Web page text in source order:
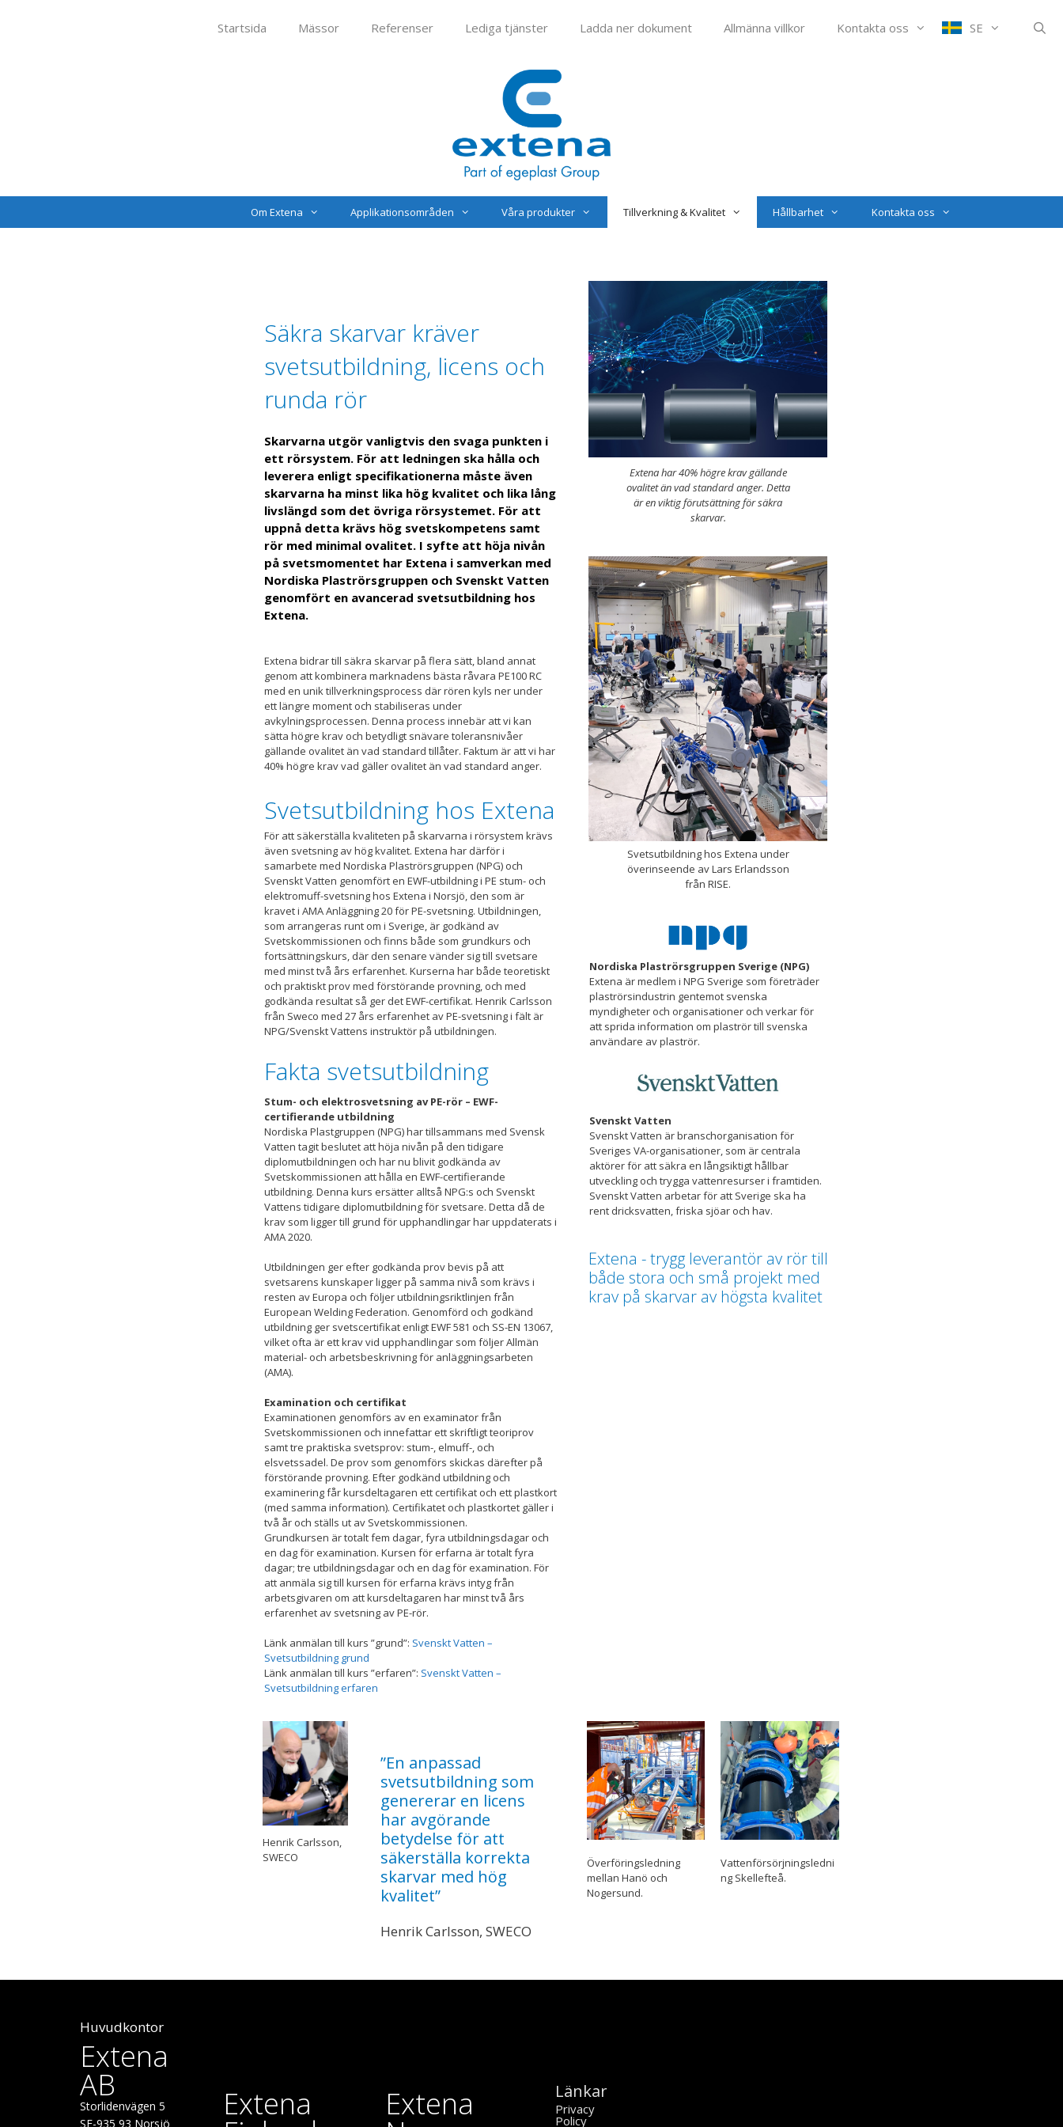
Startsida Mässor Referenser Lediga tjänster Ladda ner dokument Allmänna villkor Kontakta oss SE
Om Extena Applikationsområden Våra produkter Tillverkning & Kvalitet Hållbarhet Kontakta oss
Säkra skarvar kräver
svetsutbildning, licens och
runda rör
Skarvarna utgör vanligtvis den svaga punkten i
ett rörsystem. För att ledningen ska hålla och
leverera enligt specifikationerna måste även
skarvarna ha minst lika hög kvalitet och lika lång
livslängd som det övriga rörsystemet. För att
uppnå detta krävs hög svetskompetens samt
rör med minimal ovalitet. I syfte att höja nivån
på svetsmomentet har Extena i samverkan med
Nordiska Plaströrsgruppen och Svenskt Vatten
genomfört en avancerad svetsutbildning hos
Extena.
Extena bidrar till säkra skarvar på flera sätt, bland annat
genom att kombinera marknadens bästa råvara PE100 RC
med en unik tillverkningsprocess där rören kyls ner under
ett längre moment och stabiliseras under
avkylningsprocessen. Denna process innebär att vi kan
sätta högre krav och betydligt snävare toleransnivåer
gällande ovalitet än vad standard tillåter. Faktum är att vi har
40% högre krav vad gäller ovalitet än vad standard anger.
Svetsutbildning hos Extena
För att säkerställa kvaliteten på skarvarna i rörsystem krävs
även svetsning av hög kvalitet. Extena har därför i
samarbete med Nordiska Plaströrsgruppen (NPG) och
Svenskt Vatten genomfört en EWF-utbildning i PE stum- och
elektromuff-svetsning hos Extena i Norsjö, den som är
kravet i AMA Anläggning 20 för PE-svetsning. Utbildningen,
som arrangeras runt om i Sverige, är godkänd av
Svetskommissionen och finns både som grundkurs och
fortsättningskurs, där den senare vänder sig till svetsare
med minst två års erfarenhet. Kurserna har både teoretiskt
och praktiskt prov med förstörande provning, och med
godkända resultat så ger det EWF-certifikat. Henrik Carlsson
från Sweco med 27 års erfarenhet av PE-svetsning i fält är
NPG/Svenskt Vattens instruktör på utbildningen.
Fakta svetsutbildning
Stum- och elektrosvetsning av PE-rör – EWF-
certifierande utbildning
Nordiska Plastgruppen (NPG) har tillsammans med Svensk
Vatten tagit beslutet att höja nivån på den tidigare
diplomutbildningen och har nu blivit godkända av
Svetskommissionen att hålla en EWF-certifierande
utbildning. Denna kurs ersätter alltså NPG:s och Svenskt
Vattens tidigare diplomutbildning för svetsare. Detta då de
krav som ligger till grund för upphandlingar har uppdaterats i
AMA 2020.
Utbildningen ger efter godkända prov bevis på att
svetsarens kunskaper ligger på samma nivå som krävs i
resten av Europa och följer utbildningsriktlinjen från
European Welding Federation. Genomförd och godkänd
utbildning ger svetscertifikat enligt EWF 581 och SS-EN 13067,
vilket ofta är ett krav vid upphandlingar som följer Allmän
material- och arbetsbeskrivning för anläggningsarbeten
(AMA).
Examination och certifikat
Examinationen genomförs av en examinator från
Svetskommissionen och innefattar ett skriftligt teoriprov
samt tre praktiska svetsprov: stum-, elmuff-, och
elsvetssadel. De prov som genomförs skickas därefter på
förstörande provning. Efter godkänd utbildning och
examinering får kursdeltagaren ett certifikat och ett plastkort
(med samma information). Certifikatet och plastkortet gäller i
två år och ställs ut av Svetskommissionen.
Grundkursen är totalt fem dagar, fyra utbildningsdagar och
en dag för examination. Kursen för erfarna är totalt fyra
dagar; tre utbildningsdagar och en dag för examination. För
att anmäla sig till kursen för erfarna krävs intyg från
arbetsgivaren om att kursdeltagaren har minst två års
erfarenhet av svetsning av PE-rör.
Länk anmälan till kurs ”grund”: Svenskt Vatten –
Svetsutbildning grund
Länk anmälan till kurs ”erfaren”: Svenskt Vatten –
Svetsutbildning erfaren
Extena har 40% högre krav gällande
ovalitet än vad standard anger. Detta
är en viktig förutsättning för säkra
skarvar.
Svetsutbildning hos Extena under
överinseende av Lars Erlandsson
från RISE.
Nordiska Plaströrsgruppen Sverige (NPG)
Extena är medlem i NPG Sverige som företräder
plaströrsindustrin gentemot svenska
myndigheter och organisationer och verkar för
att sprida information om plaströr till svenska
användare av plaströr.
Svenskt Vatten
Svenskt Vatten är branschorganisation för
Sveriges VA-organisationer, som är centrala
aktörer för att säkra en långsiktigt hållbar
utveckling och trygga vattenresurser i framtiden.
Svenskt Vatten arbetar för att Sverige ska ha
rent dricksvatten, friska sjöar och hav.
Extena - trygg leverantör av rör till
både stora och små projekt med
krav på skarvar av högsta kvalitet
Henrik Carlsson,
SWECO
”En anpassad
svetsutbildning som
genererar en licens
har avgörande
betydelse för att
säkerställa korrekta
skarvar med hög
kvalitet”
Henrik Carlsson, SWECO
Överföringsledning
mellan Hanö och
Nogersund.
Vattenförsörjningsledni
ng Skellefteå.
Huvudkontor
Extena
AB
Storlidenvägen 5
SE-935 93 Norsjö
Extena Extena Länkar
Privacy
Policy